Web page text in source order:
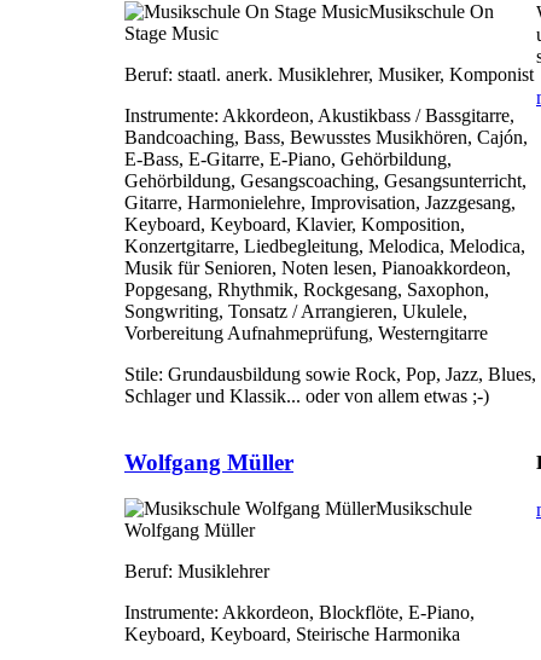
Musikschule On
Stage Music
Beruf: staatl. anerk. Musiklehrer, Musiker, Komponist
Instrumente: Akkordeon, Akustikbass / Bassgitarre,
Bandcoaching, Bass, Bewusstes Musikhören, Cajón,
E-Bass, E-Gitarre, E-Piano, Gehörbildung,
Gehörbildung, Gesangscoaching, Gesangsunterricht,
Gitarre, Harmonielehre, Improvisation, Jazzgesang,
Keyboard, Keyboard, Klavier, Komposition,
Konzertgitarre, Liedbegleitung, Melodica, Melodica,
Musik für Senioren, Noten lesen, Pianoakkordeon,
Popgesang, Rhythmik, Rockgesang, Saxophon,
Songwriting, Tonsatz / Arrangieren, Ukulele,
Vorbereitung Aufnahmeprüfung, Westerngitarre
Stile: Grundausbildung sowie Rock, Pop, Jazz, Blues,
Schlager und Klassik... oder von allem etwas ;-)
Wolfgang Müller
Musikschule
Wolfgang Müller
Beruf: Musiklehrer
Instrumente: Akkordeon, Blockflöte, E-Piano,
Keyboard, Keyboard, Steirische Harmonika